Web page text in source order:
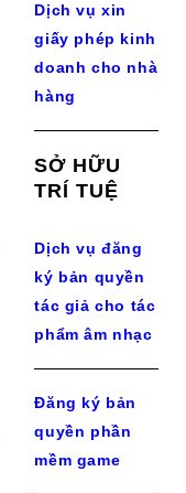
Dịch vụ xin
giấy phép kinh
doanh cho nhà
hàng
SỞ HỮU
TRÍ TUỆ
Dịch vụ đăng
ký bản quyền
tác giả cho tác
phẩm âm nhạc
Đăng ký bản
quyền phần
mềm game